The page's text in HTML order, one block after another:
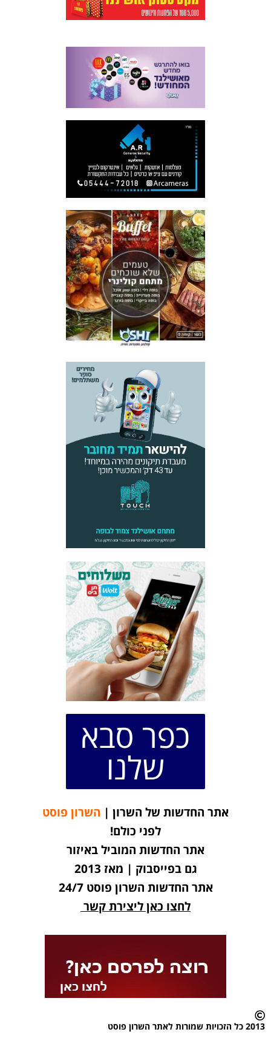
כפר סבא
שלנו
אתר החדשות של השרון | השרון פוסט
לפני כולם!
אתר החדשות המוביל באיזור
גם בפייסבוק | מאז 2013
אתר החדשות השרון פוסט 24/7
לחצו כאן ליצירת קשר
2013 כל הזכויות שמורות לאתר השרון פוסט